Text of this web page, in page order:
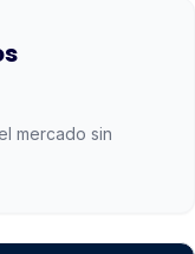
mercado sin